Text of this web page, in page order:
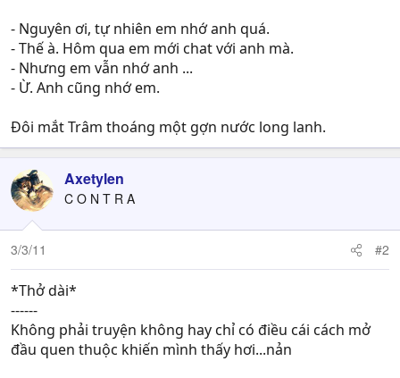
- Nguyên ơi, tự nhiên em nhớ anh quá.
- Thế à. Hôm qua em mới chat với anh mà.
- Nhưng em vẫn nhớ anh ...
- Ừ. Anh cũng nhớ em.
Đôi mắt Trâm thoáng một gợn nước long lanh.
Axetylen
C O N T R A
3/3/11 #2
*Thở dài*
------
Không phải truyện không hay chỉ có điều cái cách mở
đầu quen thuộc khiến mình thấy hơi...nản